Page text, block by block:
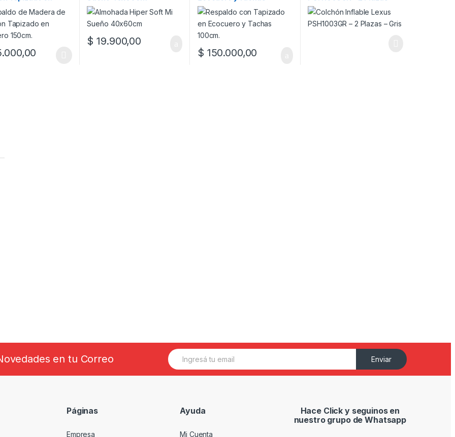
150cm.
tiene múltiples variantes. Las opciones se pueden elegir en la página de producto
$ 19.900,00
100cm.
$ 150.000,00
Gris
en tu Correo
E
m
Enviar
Páginas
Empresa
Ayuda
Mi Cuenta
Hace Click y seguinos en
nuestro grupo de Whatsapp